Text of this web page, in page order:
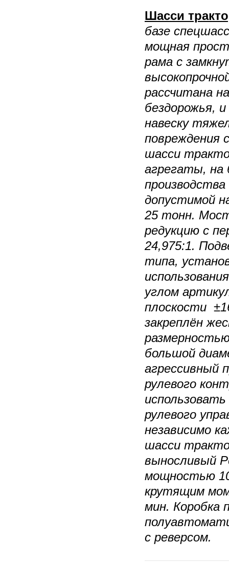
Шасси
базе
мощная
рама с
рассчитана
бездорожья,
навеску
повреждения
шасси
агрегаты, на
допустимой
25 тонн.
редукцию с
24,975:1.
типа,
углом
плоскости
закреплён
большой
агрессивный
рулевого
рулевого
независимо
шасси
выносливый
мощностью
крутящим
мин. Коробка
с реверсом.